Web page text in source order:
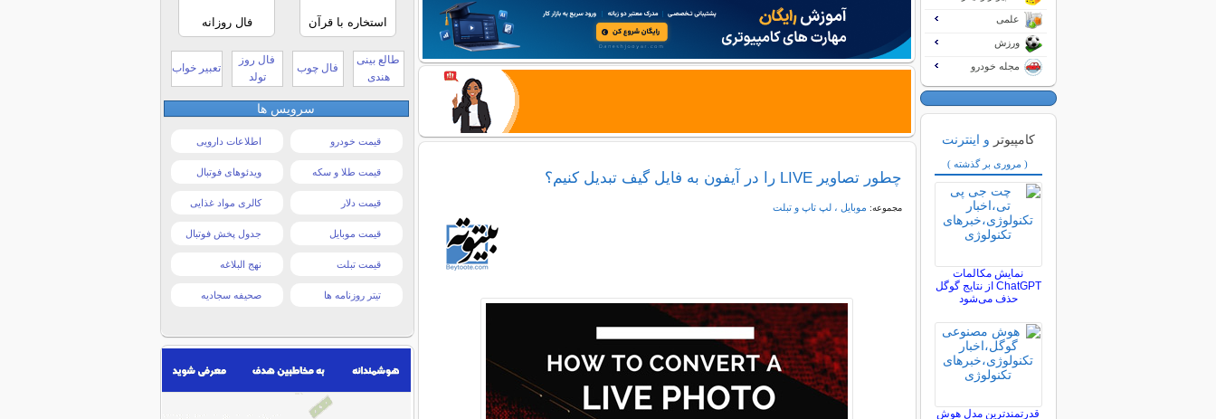
چطور تصاویر LIVE را در آیفون به فایل گیف تبدیل کنیم؟
مجموعه: موبایل ، لپ تاپ و تبلت
علمی
ورزش
مجله خودرو
کامپیوتر و اینترنت
( مروری بر گذشته )
نمایش مکالمات
ChatGPT از نتایج گوگل
حذف می‌شود
قدرتمندترین مدل هوش
استخاره با قرآن فال روزانه
طالع بینی
هندی
فال چوب
فال روز
تولد
تعبیر خواب
سرویس ها
قیمت خودرو اطلاعات دارویی
قیمت طلا و سکه ویدئوهای فوتبال
قیمت دلار کالری مواد غذایی
قیمت موبایل جدول پخش فوتبال
قیمت تبلت نهج البلاغه
تیتر روزنامه ها صحیفه سجادیه